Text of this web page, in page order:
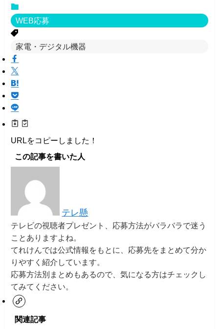
WEB応募
家電・デジタル機器
URLをコピーしました！
この記事を書いた人
テレ懸
テレビの視聴者プレゼント、応募方法がバラバラで迷う
ことありますよね。
てれけんでは公式情報をもとに、応募先をまとめて分か
りやすく紹介しています。
応募方法別まとめもあるので、気になる方はチェックし
てみてください。
関連記事